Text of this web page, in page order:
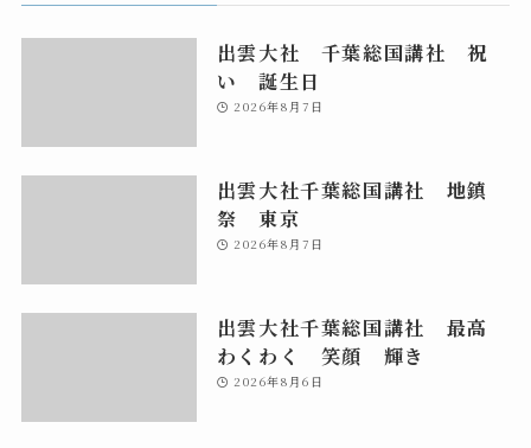
出雲大社 千葉総国講社 祝
い 誕生日
2026年8月7日
出雲大社千葉総国講社 地鎮
祭 東京
2026年8月7日
出雲大社千葉総国講社 最高
わくわく 笑顔 輝き
2026年8月6日